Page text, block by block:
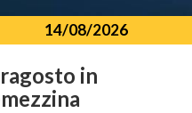
14/08/2026
in